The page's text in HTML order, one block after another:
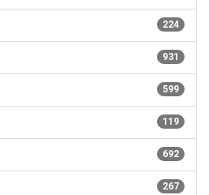
224
931
599
119
692
267